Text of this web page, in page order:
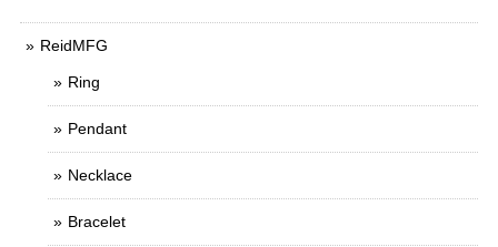
ReidMFG
Ring
Pendant
Necklace
Bracelet